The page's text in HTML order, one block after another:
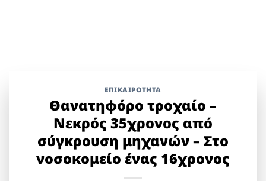
ΕΠΙΚΑΙΡΟΤΗΤΑ
Θανατηφόρο τροχαίο –
Νεκρός 35χρονος από
σύγκρουση μηχανών – Στο
νοσοκομείο ένας 16χρονος